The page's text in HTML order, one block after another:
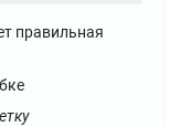
правильная